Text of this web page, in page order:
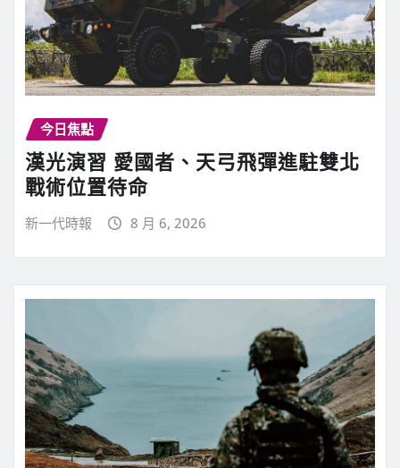
今日焦點
漢光演習 愛國者、天弓飛彈進駐雙北
戰術位置待命
新一代時報 8 月 6, 2026